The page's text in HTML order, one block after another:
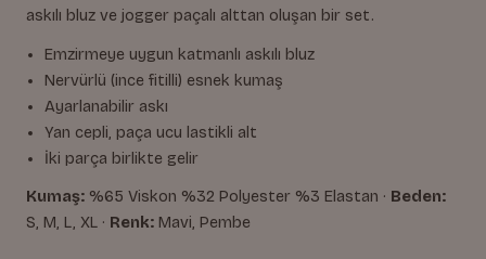
askılı bluz ve jogger paçalı alttan oluşan bir set.
Emzirmeye uygun katmanlı askılı bluz
Nervürlü (ince fitilli) esnek kumaş
Ayarlanabilir askı
Yan cepli, paça ucu lastikli alt
İki parça birlikte gelir
Kumaş: %65 Viskon %32 Polyester %3 Elastan · Beden:
S, M, L, XL · Renk: Mavi, Pembe